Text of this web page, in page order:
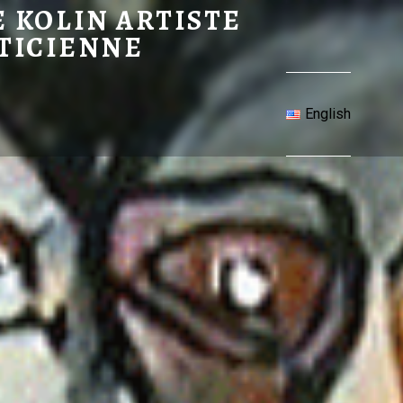
ANNE KOLIN ARTISTE PLASTICIENNE
KOLIN ARTISTE
English